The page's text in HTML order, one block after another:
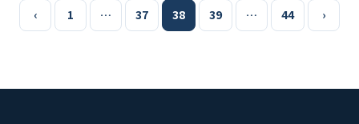
投
の
‹ 1 … 37 38 39 … 44 ›